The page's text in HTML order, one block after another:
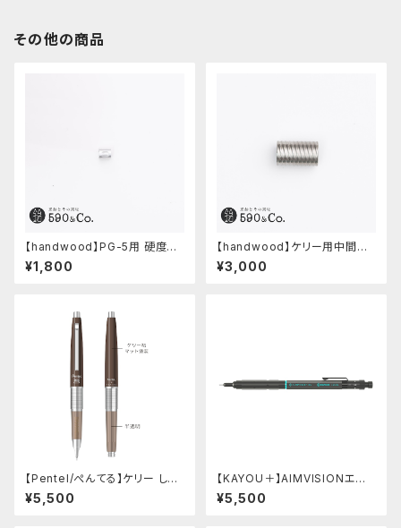
その他の商品
【handwood】PG-5用 硬度表
示窓 (超超ジュラルミン/楕円)
¥1,800
【handwood】ケリー用中間パ
ーツ/カスタムグリップ (多条/ス
テンレス)
¥3,000
【Pentel/ぺんてる】ケリー しー
さーコラボ限定カラー
¥5,500
【KAYOU＋】AIMVISIONエイ
ムビジョン (ストーンブラック)
¥5,500